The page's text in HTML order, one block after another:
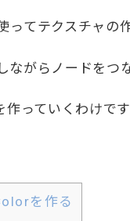
てテクスチャの
がらノードをつ
っていくわけで
を作る